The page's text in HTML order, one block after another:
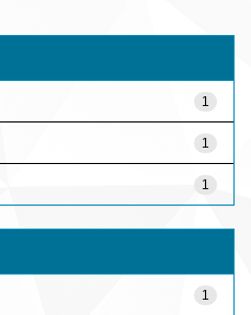
1
1
1
1